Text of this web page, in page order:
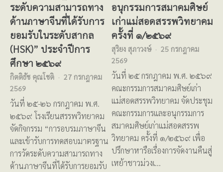
ระดับความสามารถทาง
ด้านภาษาจีนที่ได้รับการ
ยอมรับในระดับสากล
(HSK)” ประจำปีการ
ศึกษา ๒๕๖๙
กิตติธัช คุณโชติ
27 กรกฎาคม
2569
วันที่ ๒๕-๒๖ กรกฎาคม พ.ศ.
๒๕๖๙ โรงเรียนสรรพวิทยาคม
จัดกิจกรรม “การอบรมภาษาจีน
และเข้ารับการทดสอบมาตรฐาน
การวัดระดับความสามารถทาง
ด้านภาษาจีนที่ได้รับการยอมรับ
อนุกรรมการสมาคมศิษย์
เก่าแม่สอดสรรพวิทยาคม
ครั้งที่ ๑/๒๕๖๙
สุริยง สุภาวงษ์
25 กรกฎาคม
2569
วันที่ ๒๕ กรกฎาคม พ.ศ. ๒๕๖๙
คณะกรรมการสมาคมศิษย์เก่า
แม่สอดสรรพวิทยาคม จัดประชุม
คณะกรรมการและอนุกรรมการ
สมาคมศิษย์เก่าแม่สอดสรรพ
วิทยาคม ครั้งที่ ๑/๒๕๖๙ เพื่อ
ปรึกษาหารือเรื่องการจัดงานคืนสู่
เหย้าชาวม่วงเ…